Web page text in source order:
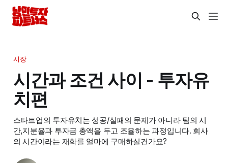
시장
시간과 조건 사이 - 투자유
치편
스타트업의 투자유치는 성공/실패의 문제가 아니라 팀의 시
간,지분율과 투자금 총액을 두고 조율하는 과정입니다. 회사
의 시간이라는 재화를 얼마에 구매하실건가요?